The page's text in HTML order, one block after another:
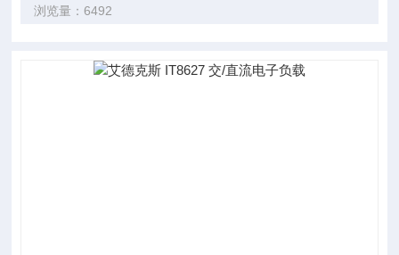
浏览量：6492